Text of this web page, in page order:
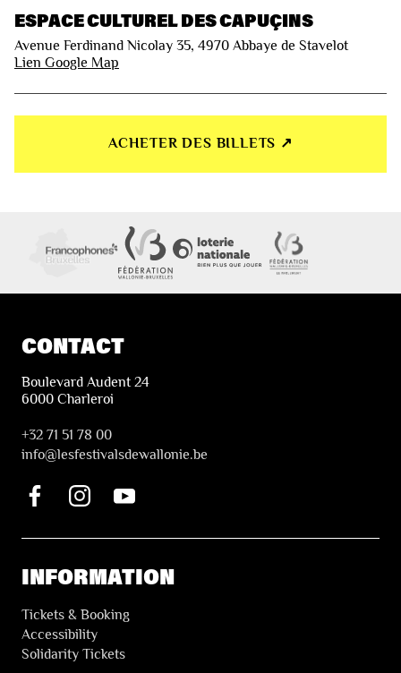
ESPACE CULTUREL DES CAPUÇINS
Avenue Ferdinand Nicolay 35, 4970 Abbaye de Stavelot
Lien Google Map
ACHETER DES BILLETS ↗︎
CONTACT
Boulevard Audent 24
6000 Charleroi
+32 71 51 78 00
info@lesfestivalsdewallonie.be
INFORMATION
Tickets & Booking
Accessibility
Solidarity Tickets